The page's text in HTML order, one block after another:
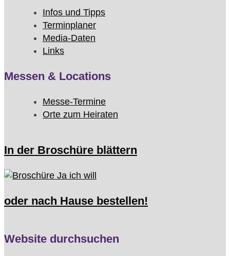
Infos und Tipps
Terminplaner
Media-Daten
Links
Messen & Locations
Messe-Termine
Orte zum Heiraten
In der Broschüre blättern
oder nach Hause bestellen!
Website durchsuchen